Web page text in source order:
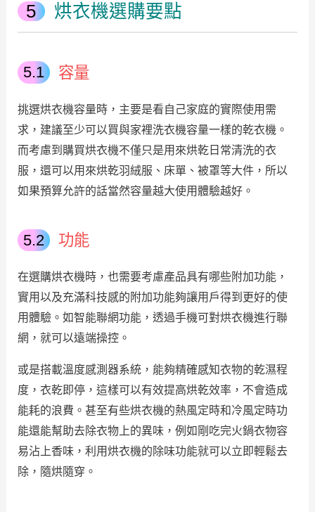
烘衣機選購要點
容量
挑選烘衣機容量時，主要是看自己家庭的實際使用需
求，建議至少可以買與家裡洗衣機容量一樣的乾衣機。
而考慮到購買烘衣機不僅只是用來烘乾日常清洗的衣
服，還可以用來烘乾羽絨服、床單、被罩等大件，所以
如果預算允許的話當然容量越大使用體驗越好。
功能
在選購烘衣機時，也需要考慮產品具有哪些附加功能，
實用以及充滿科技感的附加功能夠讓用戶得到更好的使
用體驗。如智能聯網功能，透過手機可對烘衣機進行聯
網，就可以遠端操控。
或是搭載溫度感測器系統，能夠精確感知衣物的乾濕程
度，衣乾即停，這樣可以有效提高烘乾效率，不會造成
能耗的浪費。甚至有些烘衣機的熱風定時和冷風定時功
能還能幫助去除衣物上的異味，例如剛吃完火鍋衣物容
易沾上香味，利用烘衣機的除味功能就可以立即輕鬆去
除，隨烘隨穿。